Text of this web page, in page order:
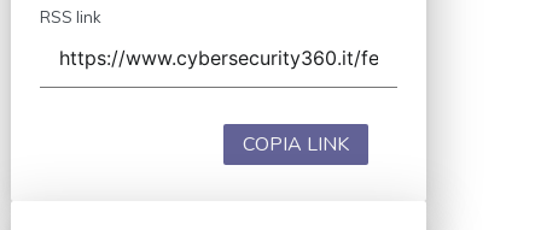
RSS link
COPIA LINK